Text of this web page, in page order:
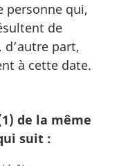
personne qui,
de
d’autre part,
à cette date.
de la même
suit :